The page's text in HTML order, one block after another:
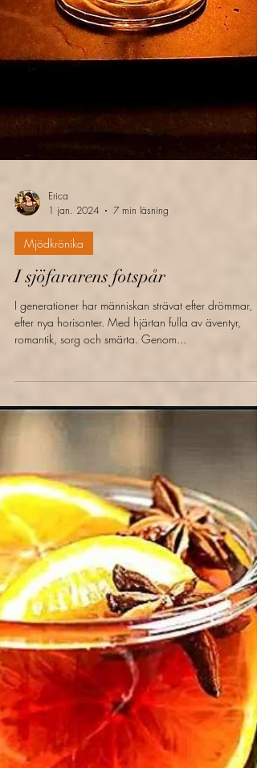
Mjödkrönika
I sjöfararens fotspår
I generationer har människan strävat efter drömmar,
efter nya horisonter. Med hjärtan fulla av äventyr,
romantik, sorg och smärta. Genom...